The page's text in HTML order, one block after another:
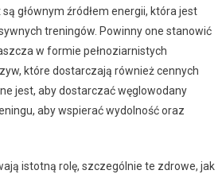
głównym źródłem energii, która jest
treningów. Powinny one stanowić
w formie pełnoziarnistych
które dostarczają również cennych
jest, aby dostarczać węglowodany
aby wspierać wydolność oraz
istotną rolę, szczególnie te zdrowe, jak